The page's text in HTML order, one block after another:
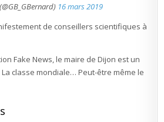
16 mars 2019
de conseillers scientifiques à
Fake News, le maire de Dijon est un
classe mondiale… Peut-être même le